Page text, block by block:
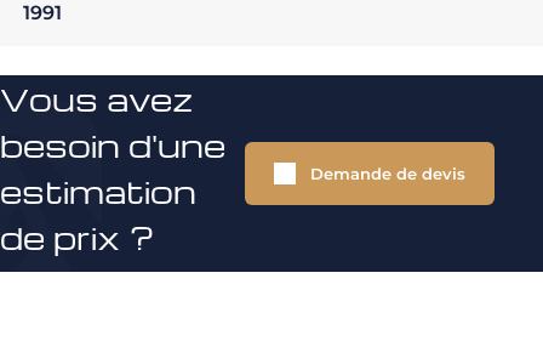
1991
Vous avez
besoin d'une
estimation
de prix ?
Demande de devis